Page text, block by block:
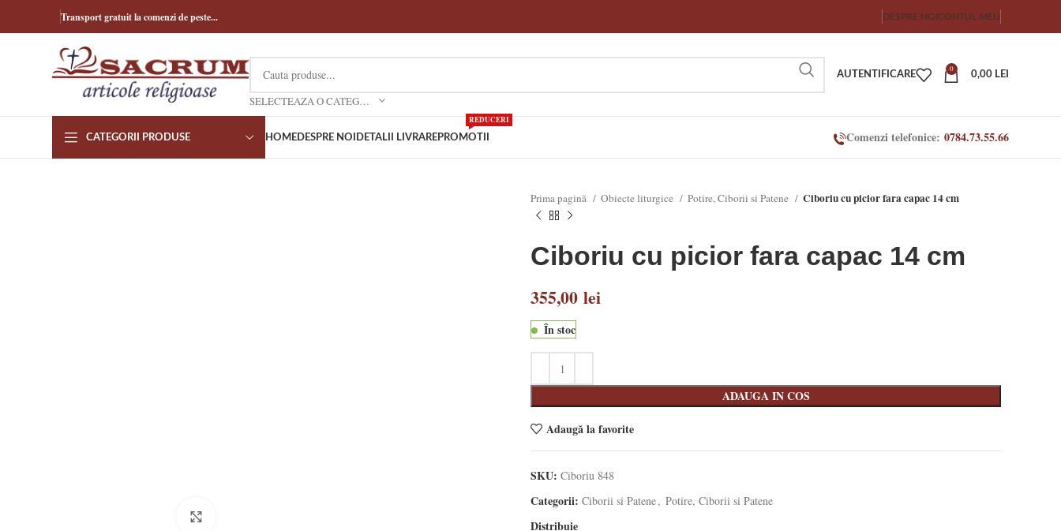
Transport gratuit la comenzi de peste... DESPRE NOICONTUL MEU
SELECTEAZA O CATEGORIE
AUTENTIFICARE
0
0,00 LEI
CATEGORII PRODUSE HOME DESPRE NOI DETALII LIVRAREPROMOTII
REDUCERI
Comenzi telefonice: 0784.73.55.66
Prima pagină Obiecte liturgice Potire, Ciborii si Patene Ciboriu cu picior fara capac 14 cm
Ciboriu cu picior fara capac 14 cm
355,00 lei
În stoc
ADAUGA IN COS
Adaugă la favorite
SKU: Ciboriu 848
Categorii: Ciborii si Patene, Potire, Ciborii si Patene
Distribuie